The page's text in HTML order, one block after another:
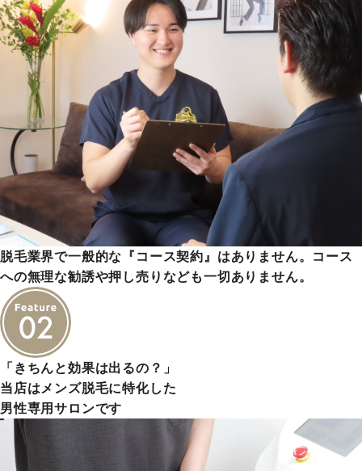
脱毛業界で一般的な『コース契約』はありません。コース
への無理な勧誘や押し売りなども一切ありません。
「きちんと効果は出るの？」
当店はメンズ脱毛に特化した
男性専用サロンです